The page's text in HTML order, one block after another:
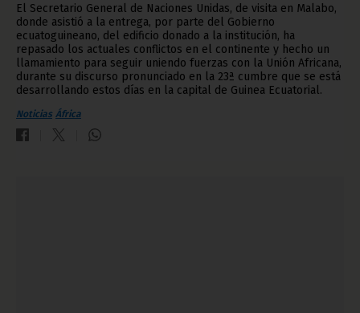
El Secretario General de Naciones Unidas, de visita en Malabo,
donde asistió a la entrega, por parte del Gobierno
ecuatoguineano, del edificio donado a la institución, ha
repasado los actuales conflictos en el continente y hecho un
llamamiento para seguir uniendo fuerzas con la Unión Africana,
durante su discurso pronunciado en la 23ª cumbre que se está
desarrollando estos días en la capital de Guinea Ecuatorial.
Noticias África